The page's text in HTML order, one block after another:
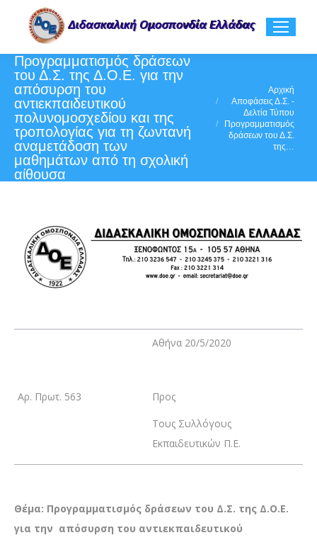
Προγραμματισμός δράσεων
του Δ.Σ. της Δ.Ο.Ε. για την
απόσυρση του
αντιεκπαιδευτικού
πολυνομοσχεδίου και της
τροπολογίας για τη ζωντανή
αναμετάδοση των
μαθημάτων από τη σχολική
αίθουσα
Αρχική
Αποφάσεις Δ.Σ. -
Δελτία Τύπου
Προγραμματισμός
δράσεων του Δ.Σ.
της…
Αρ. Πρωτ. 563
Αθήνα 20/5/2020
Προς
Τους Συλλόγους
Εκπαιδευτικών Π.Ε.
Θέμα: Προγραμματισμός δράσεων του Δ.Σ. της Δ.Ο.Ε.
για την απόσυρση του αντιεκπαιδευτικού